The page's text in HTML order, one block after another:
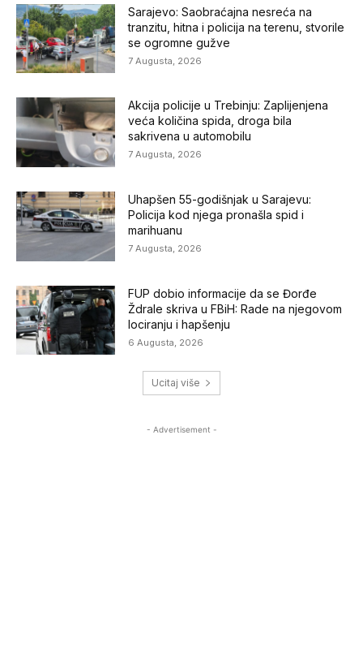
Sarajevo: Saobraćajna nesreća na
tranzitu, hitna i policija na terenu, stvorile
se ogromne gužve
7 Augusta, 2026
Akcija policije u Trebinju: Zaplijenjena
veća količina spida, droga bila
sakrivena u automobilu
7 Augusta, 2026
Uhapšen 55-godišnjak u Sarajevu:
Policija kod njega pronašla spid i
marihuanu
7 Augusta, 2026
FUP dobio informacije da se Đorđe
Ždrale skriva u FBiH: Rade na njegovom
lociranju i hapšenju
6 Augusta, 2026
Ucitaj više
- Advertisement -